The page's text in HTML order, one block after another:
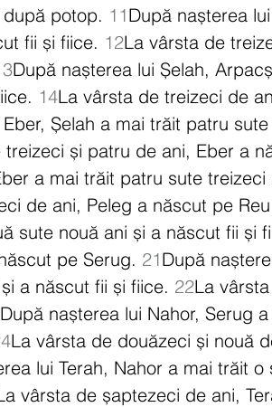
potop. 11După nașterea
fii și fiice. 12La vârsta de
După nașterea lui Șelah,
14La vârsta de treizeci de
Șelah a mai trăit patru
treizeci și patru de ani, Eber a
a mai trăit patru sute
de ani, Peleg a născut pe
sute nouă ani și a născut fii și
pe Serug. 21După
a născut fii și fiice. 22La
După nașterea lui Nahor, Serug
La vârsta de douăzeci și nouă
lui Terah, Nahor a mai trăit
vârsta de șaptezeci de ani,